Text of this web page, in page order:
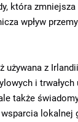
która
wpływ
używana z
i trwałych
także
lokalnej